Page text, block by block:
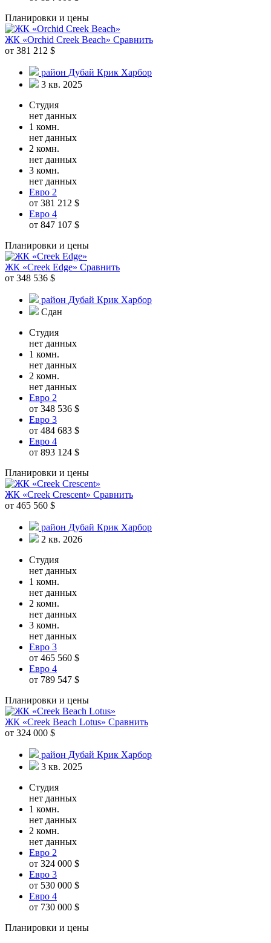
Планировки и цены
ЖК «Orchid Creek Beach» Сравнить
от 381 212 $
район Дубай Крик Харбор
3 кв. 2025
Студия
нет данных
1 комн.
нет данных
2 комн.
нет данных
3 комн.
нет данных
Евро 2
от 381 212 $
Евро 4
от 847 107 $
Планировки и цены
ЖК «Creek Edge» Сравнить
от 348 536 $
район Дубай Крик Харбор
Сдан
Студия
нет данных
1 комн.
нет данных
2 комн.
нет данных
Евро 2
от 348 536 $
Евро 3
от 484 683 $
Евро 4
от 893 124 $
Планировки и цены
ЖК «Creek Crescent» Сравнить
от 465 560 $
район Дубай Крик Харбор
2 кв. 2026
Студия
нет данных
1 комн.
нет данных
2 комн.
нет данных
3 комн.
нет данных
Евро 3
от 465 560 $
Евро 4
от 789 547 $
Планировки и цены
ЖК «Creek Beach Lotus» Сравнить
от 324 000 $
район Дубай Крик Харбор
3 кв. 2025
Студия
нет данных
1 комн.
нет данных
2 комн.
нет данных
Евро 2
от 324 000 $
Евро 3
от 530 000 $
Евро 4
от 730 000 $
Планировки и цены